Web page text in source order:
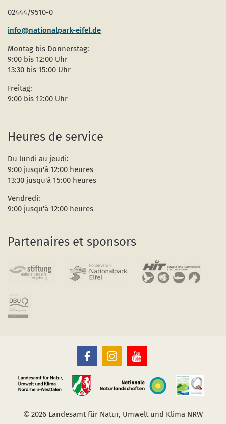
02444/9510-0
info@nationalpark-eifel.de
Montag bis Donnerstag:
9:00 bis 12:00 Uhr
13:30 bis 15:00 Uhr
Freitag:
9:00 bis 12:00 Uhr
Heures de service
Du lundi au jeudi:
9:00 jusqu'à 12:00 heures
13:30 jusqu'à 15:00 heures
Vendredi:
9:00 jusqu'à 12:00 heures
Partenaires et sponsors
Le
Parc
National
l’Eifel
sur
Facebook
dans
une
Le
Parc
National
l’Eifel
sur
dans
une
Le
Parc
National
l’Eifel
sur
Youtube
dans
une
©2026 Landesamt für Natur, Umwelt und Klima NRW